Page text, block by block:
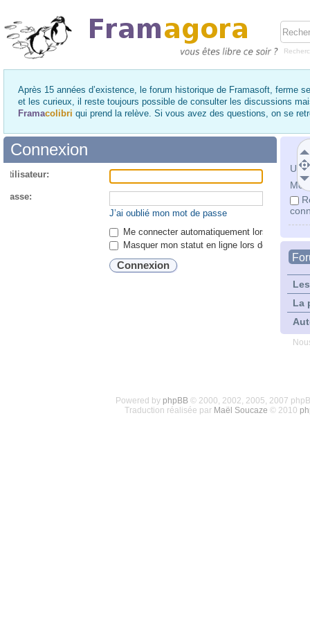
Après 15 années d’existence, le forum historique de Framasoft, ferme
et les curieux, il reste toujours possible de consulter les discussions
Framacolibri qui prend la relève. Si vous avez des questions, on se
Mot
La
Connexion
passe:
J’ai oublié mon mot de passe
Me connecter automatiquement lors de
Masquer mon statut en ligne lors de cette
Powered by phpBB© 2000, 2002, 2005, 2007
Traduction réalisée par Maël Soucaze © 2010